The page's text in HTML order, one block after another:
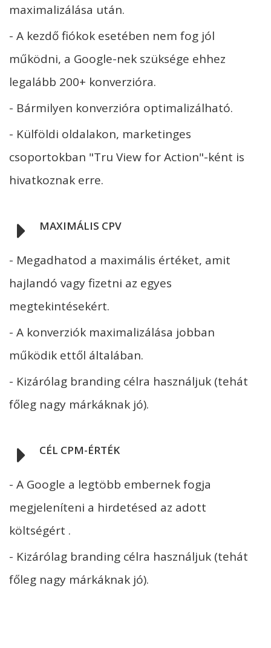
maximalizálása után.
- A kezdő fiókok esetében nem fog jól
működni, a Google-nek szüksége ehhez
legalább 200+ konverzióra.
- Bármilyen konverzióra optimalizálható.
- Külföldi oldalakon, marketinges
csoportokban "Tru View for Action"-ként is
hivatkoznak erre.
MAXIMÁLIS CPV
- Megadhatod a maximális értéket, amit
hajlandó vagy fizetni az egyes
megtekintésekért.
- A konverziók maximalizálása jobban
működik ettől általában.
- Kizárólag branding célra használjuk (tehát
főleg nagy márkáknak jó).
CÉL CPM-ÉRTÉK
- A Google a legtöbb embernek fogja
megjeleníteni a hirdetésed az adott
költségért .
- Kizárólag branding célra használjuk (tehát
főleg nagy márkáknak jó).